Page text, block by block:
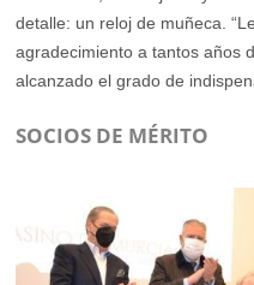
detalle: un reloj de muñeca.
agradecimiento a tantos años
alcanzado el grado de
SOCIOS DE MÉRITO